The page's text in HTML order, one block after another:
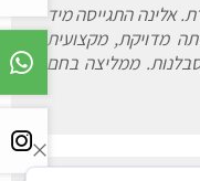
אלינה התגייסה מיד
מדויקת, מקצועית
ממליצה בחם